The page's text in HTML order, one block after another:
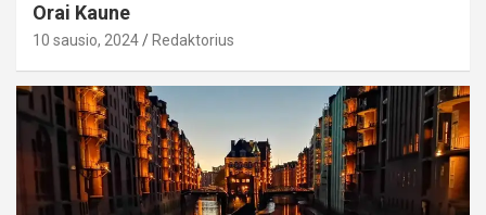
Orai Kaune
10 sausio, 2024 Redaktorius